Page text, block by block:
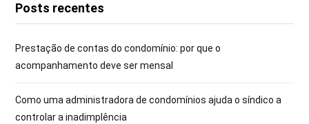
Posts recentes
Prestação de contas do condomínio: por que o
acompanhamento deve ser mensal
Como uma administradora de condomínios ajuda o síndico a
controlar a inadimplência